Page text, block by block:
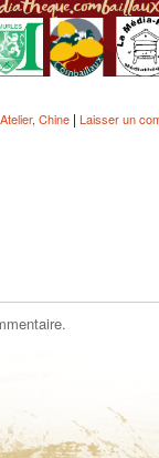
Atelier, Chine | Laisser un